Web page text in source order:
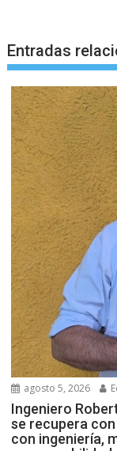
Entradas
agosto 5, 2026
Ingeniero
se recupera
con ingeniería,